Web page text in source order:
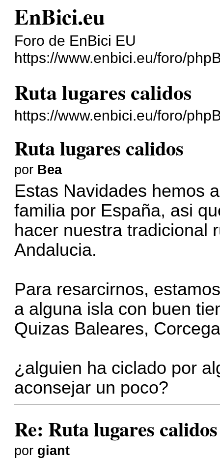
EnBici.eu
Foro de EnBici EU
https://www.enbici.eu/foro/
Ruta lugares calidos
https://www.enbici.eu/foro/
Ruta lugares calidos
por Bea
Estas Navidades hemos
familia por España, asi
hacer nuestra tradicional
Andalucia.
Para resarcirnos,
a alguna isla con buen
Quizas Baleares,
¿alguien ha ciclado por
aconsejar un poco?
Re: Ruta lugares calidos
por giant